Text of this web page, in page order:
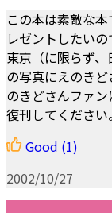
この本は素敵な
レゼントしたい
東京（に限らず
の写真にえのき
のきどさんファン
復刊してください
Good (1)
2002/10/27